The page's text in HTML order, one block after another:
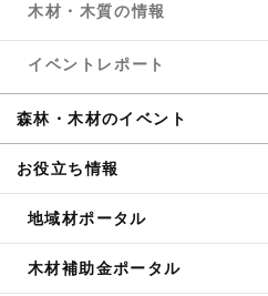
木材・木質の情報
イベントレポート
森林・木材のイベント
お役立ち情報
地域材ポータル
木材補助金ポータル